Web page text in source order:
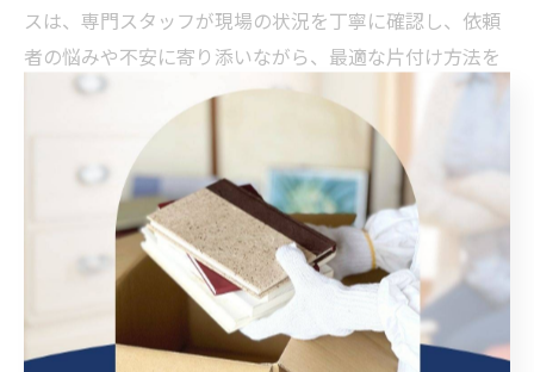
スは、専門スタッフが現場の状況を丁寧に確認し、依頼
者の悩みや不安に寄り添いながら、最適な片付け方法を
提案する点が特徴です。
また、衛生面や安全面への配慮も徹底されており、作業
中の床や家具の保護、搬出経路の確保など細やかな対応
が行われます。さらに、片付けが完了した後も、必要に
応じて解体工事や不動産会社の紹介など、次のステップ
までサポートを続ける体制が整っています。
具体的な支援内容としては、緊急時の迅速な対応や、遺
品整理・ハウスクリーニングなどの付帯サービスも含ま